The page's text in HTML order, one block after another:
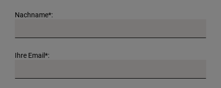
Nachname*:
Ihre Email*: